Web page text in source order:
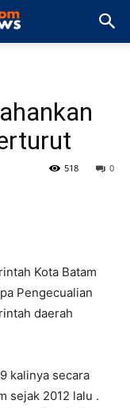
0
518
Kota Batam
Pengecualian
daerah
kalinya secara
sejak 2012 lalu .